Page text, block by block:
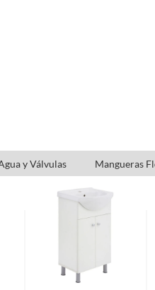
y Válvulas Mangueras